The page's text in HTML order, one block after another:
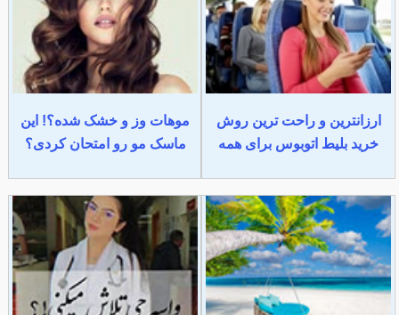
ارزانترین و راحت ترین روش
خرید بلیط اتوبوس برای همه
موهات وز و خشک شده؟! این
ماسک مو رو امتحان کردی؟